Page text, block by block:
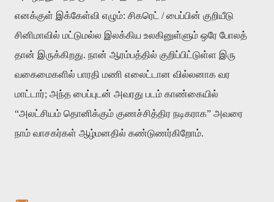
எனக்குள் இக்கேள்வி எழும்: சிகரெட் /பைப்பின் குறியீடு
சினிமாவில் மட்டுமல்ல இலக்கிய உலகினுள்ளும் ஒரே போலத்
தான் இருக்கிறது. நான் ஆரம்பத்தில் குறிப்பிட்டுள்ள இரு
வகைமைகளில் பாரதி மணி எலைட்டான வில்லனாக வர
மாட்டார்; அந்த பைப்புடன் அவரது படம் காண்கையில்
“அலட்சியம் தொனிக்கும் குணச்சித்திர நடிகராக” அவரை
நாம் வாசகர்கள் ஆழ்மனதில் கண்டுணர்கிறோம்.